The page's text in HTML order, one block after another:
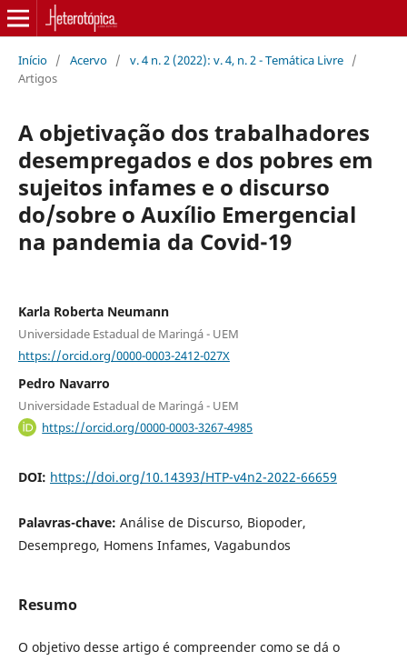
Início / Acervo / v. 4 n. 2 (2022): v. 4, n. 2 - Temática Livre /
Artigos
A objetivação dos trabalhadores
desempregados e dos pobres em
sujeitos infames e o discurso
do/sobre o Auxílio Emergencial
na pandemia da Covid-19
Karla Roberta Neumann
Universidade Estadual de Maringá - UEM
https://orcid.org/0000-0003-2412-027X
Pedro Navarro
Universidade Estadual de Maringá - UEM
https://orcid.org/0000-0003-3267-4985
DOI: https://doi.org/10.14393/HTP-v4n2-2022-66659
Palavras-chave: Análise de Discurso, Biopoder,
Desemprego, Homens Infames, Vagabundos
Resumo
O objetivo desse artigo é compreender como se dá o